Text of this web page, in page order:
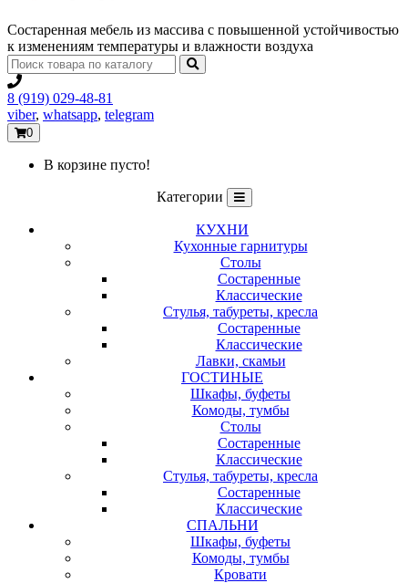
Состаренная мебель из массива с повышенной устойчивостью
к изменениям температуры и влажности воздуха
8 (919) 029-48-81
viber, whatsapp, telegram
0
В корзине пусто!
Категории
КУХНИ
Кухонные гарнитуры
Столы
Состаренные
Классические
Стулья, табуреты, кресла
Состаренные
Классические
Лавки, скамьи
ГОСТИНЫЕ
Шкафы, буфеты
Комоды, тумбы
Столы
Состаренные
Классические
Стулья, табуреты, кресла
Состаренные
Классические
СПАЛЬНИ
Шкафы, буфеты
Комоды, тумбы
Кровати